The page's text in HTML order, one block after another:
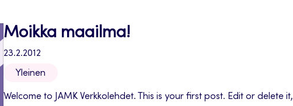
Moikka maailma!
23.2.2012
Yleinen
Welcome to JAMK Verkkolehdet. This is your first post. Edit or delete it,